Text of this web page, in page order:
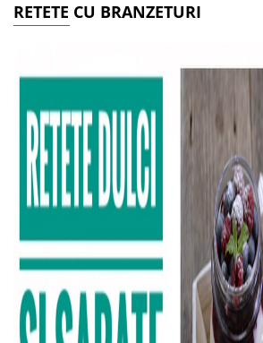
RETETE CU BRANZETURI